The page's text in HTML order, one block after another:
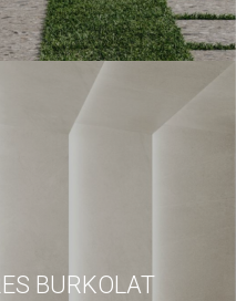
BURKOLAT